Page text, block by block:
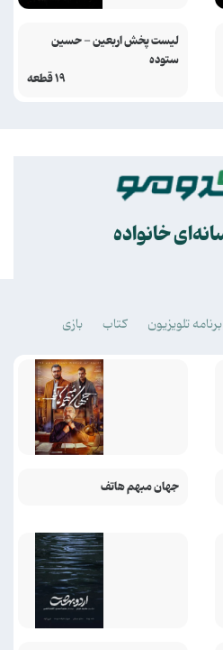
۱۹ قطعه
لیست پخش اربعین - حسین
ستوده
خانواده
برنامه تلویزیون کتاب بازی
جهان مبهم هاتف